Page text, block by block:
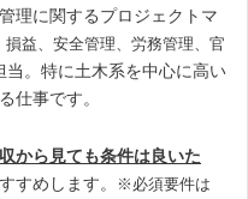
理に関するプロジェクトマ
益、安全管理、労務管理、官
当。特に土木系を中心に高い
仕事です。
から見ても条件は良いた
すめします。
※必須要件は